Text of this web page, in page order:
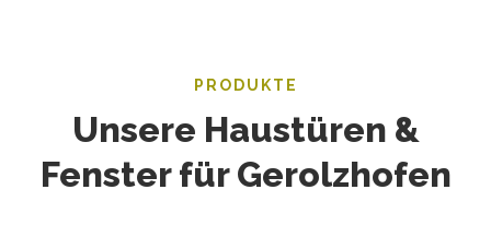
PRODUKTE
Unsere Haustüren &
Fenster für Gerolzhofen